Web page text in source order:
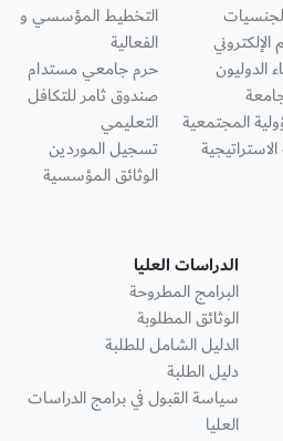
الإلكتروني
الدوليون
المجتمعية
التخطيط المؤسسي و
الفعالية
حرم جامعي مستدام
صندوق ثامر للتكافل
التعليمي
تسجيل الموردين
الوثائق المؤسسية
الدراسات العليا
البرامج المطروحة
الوثائق المطلوبة
الدليل الشامل للطلبة
دليل الطلبة
سياسة القبول في برامج الدراسات
العليا